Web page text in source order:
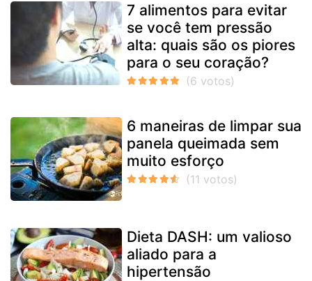
7 alimentos para evitar
se você tem pressão
alta: quais são os piores
para o seu coração?
6 maneiras de limpar sua
panela queimada sem
muito esforço
Dieta DASH: um valioso
aliado para a
hipertensão